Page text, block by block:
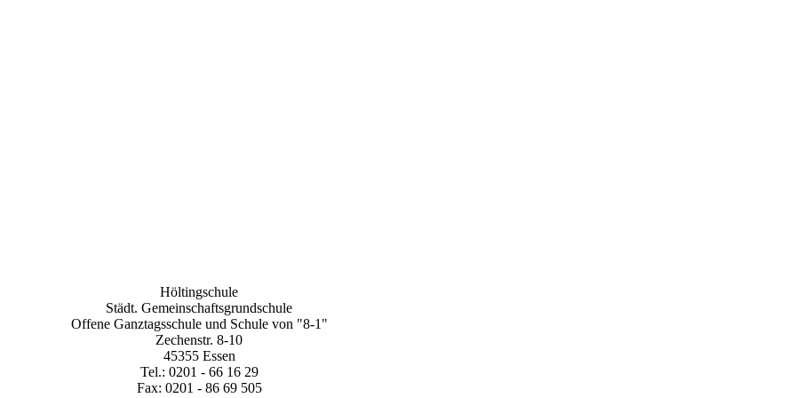
Höltingschule
Städt. Gemeinschaftsgrundschule
Offene Ganztagsschule und Schule von "8-1"
Zechenstr. 8-10
45355 Essen
Tel.: 0201 - 66 16 29
Fax: 0201 - 86 69 505